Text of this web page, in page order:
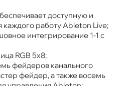
доступную и
каждого работу Ableton Livе;
интегрирование 1-1 с
RGB 5х8;
фейдеров канального
фейдер, а также восемь